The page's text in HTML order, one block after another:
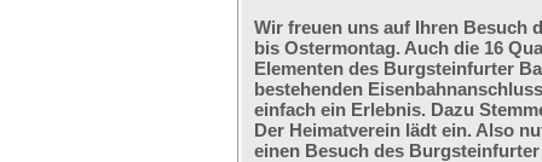
Wir freuen uns auf Ihren Besuch
bis Ostermontag. Auch die 16
Elementen des Burgsteinfurter
bestehenden
einfach ein Erlebnis. Dazu
Der Heimatverein lädt ein. Also
einen Besuch des